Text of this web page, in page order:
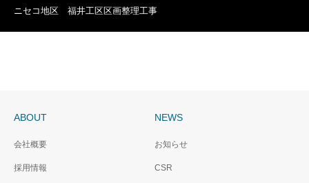
ニセコ地区 福井工区区画整理工事
ABOUT
会社概要
採用情報
NEWS
お知らせ
CSR